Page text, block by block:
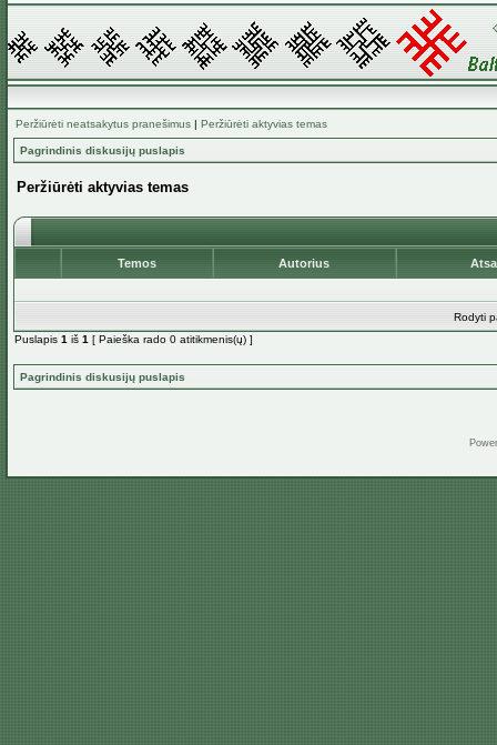
Peržiūrėti neatsakytus pranešimus | Peržiūrėti aktyvias temas
Pagrindinis diskusijų puslapis
Peržiūrėti aktyvias temas
Temos Autorius
Rodyti
Puslapis 1 iš 1 [ Paieška rado 0 atitikmenis(ų) ]
Pagrindinis diskusijų puslapis